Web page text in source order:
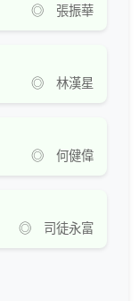
◎ 張振華
◎ 林漢星
◎ 何健偉
◎ 司徒永富